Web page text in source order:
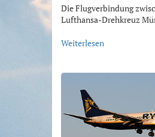
Die Flugverbindung
Lufthansa-Drehkreuz
Weiterlesen